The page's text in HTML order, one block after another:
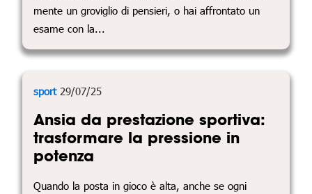
mente un groviglio di pensieri, o hai affrontato un
esame con la...
sport29/07/25
Ansia da prestazione sportiva:
trasformare la pressione in
potenza
Quando la posta in gioco è alta, anche se ogni